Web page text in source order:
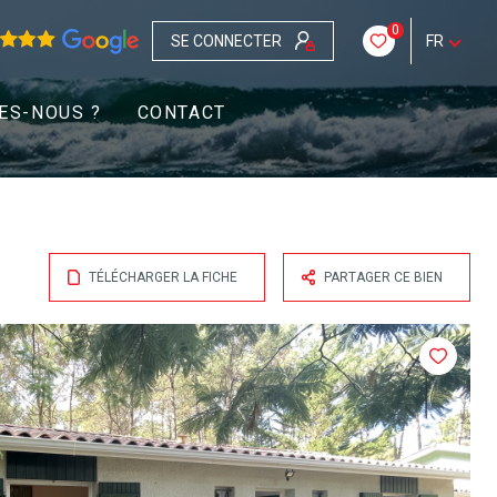
SE CONNECTER
0
FR
NOUS ? CONTACT
TÉLÉCHARGER LA FICHE PARTAGER CE BIEN